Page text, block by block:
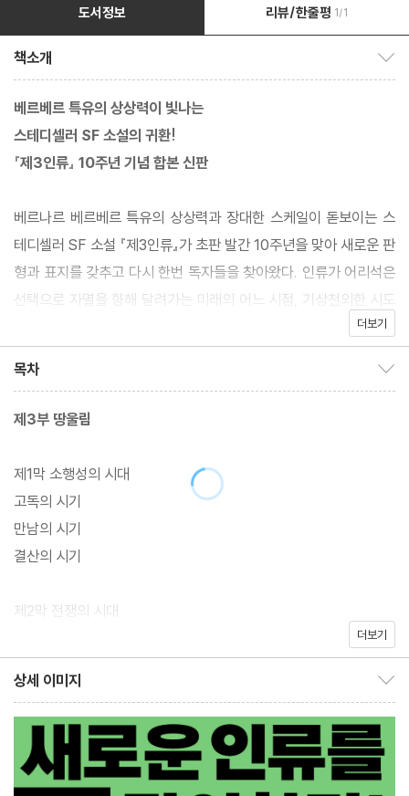
도서정보 리뷰/한줄평 1/1
책소개
베르베르 특유의 상상력이 빛나는
스테디셀러 SF 소설의 귀환!
『제3인류』 10주년 기념 합본 신판
베르나르 베르베르 특유의 상상력과 장대한 스케일이 돋보이는 스
테디셀러 SF 소설 『제3인류』가 초판 발간 10주년을 맞아 새로운 판
형과 표지를 갖추고 다시 한번 독자들을 찾아왔다. 인류가 어리석은
선택으로 자멸을 향해 달려가는 미래의 어느 시점, 기상천외한 시도
로 그 위기를 뛰어넘으려 하는 일군의 과학자들이 있다. 인류의 절멸
수 있게 만드는 것이 그들이 열망하는 바다. 인간은 자신을 구원할
만큼 스스로 진화할 수 있을까? 인간의 힘으로 새로운 인류를 만들
새롭게 출간되는 『제3인류』는 시대에 맞추어 책의 만듦새를 변경하
고 6권으로 나뉘어 있던 책을 각 부에 따라 총 3권으로 합본했다. 본
문 또한 그간의 맞춤법 변화를 반영해 수정하고 일부 가다듬었다.
더보기
목차
제3부 땅울림
제1막 소행성의 시대
고독의 시기
만남의 시기
결산의 시기
제2막 전쟁의 시대
전망의 시기
더보기
상세 이미지